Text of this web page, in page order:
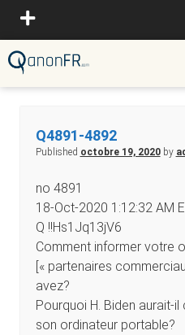
Q4891-4892
Published octobre 19, 2020by
no 4891
18-Oct-2020 1:12:32 AM
Q !!Hs1Jq13jV6
Comment informer votre
[« partenaires
avez?
Pourquoi H. Biden aurait-
son ordinateur portable?